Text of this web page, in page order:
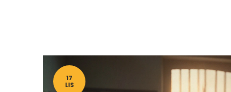
17
LIS